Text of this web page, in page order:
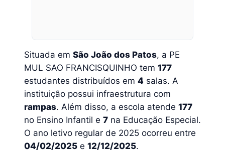
Situada em São João dos Patos, a PE
MUL SAO FRANCISQUINHO tem 177
estudantes distribuídos em 4 salas. A
instituição possui infraestrutura com
rampas. Além disso, a escola atende 177
no Ensino Infantil e 7 na Educação Especial.
O ano letivo regular de 2025 ocorreu entre
04/02/2025 e 12/12/2025.